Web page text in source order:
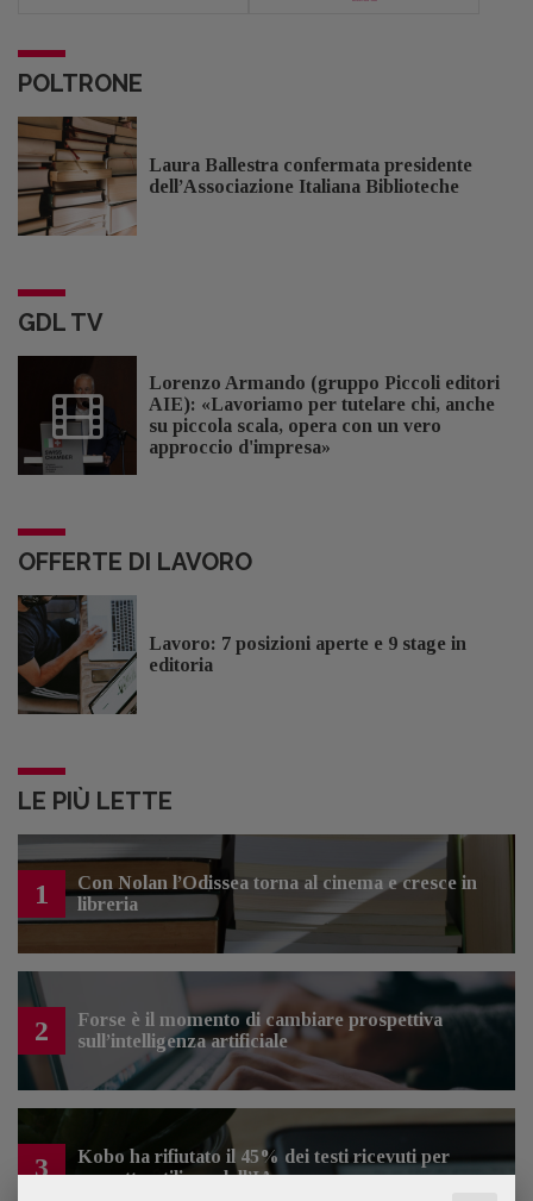
POLTRONE
Laura Ballestra confermata presidente
dell’Associazione Italiana Biblioteche
GDL TV
Lorenzo Armando (gruppo Piccoli editori
AIE): «Lavoriamo per tutelare chi, anche
su piccola scala, opera con un vero
approccio d'impresa»
OFFERTE DI LAVORO
Lavoro: 7 posizioni aperte e 9 stage in
editoria
LE PIÙ LETTE
1
Con Nolan l’Odissea torna al cinema e cresce in
libreria
2
Forse è il momento di cambiare prospettiva
sull’intelligenza artificiale
3
Kobo ha rifiutato il 45% dei testi ricevuti per
sospetto utilizzo dell’IA